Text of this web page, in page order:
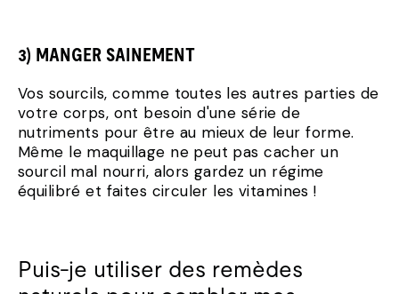
3) MANGER SAINEMENT
Vos sourcils, comme toutes les autres parties de
votre corps, ont besoin d'une série de
nutriments pour être au mieux de leur forme.
Même le maquillage ne peut pas cacher un
sourcil mal nourri, alors gardez un régime
équilibré et faites circuler les vitamines !
Puis-je utiliser des remèdes